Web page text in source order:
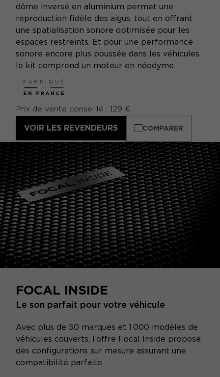
dôme inversé en aluminium permet une
reproduction fidèle des aigus, tout en offrant
une spatialisation sonore optimisée pour les
espaces restreints. Et pour une performance
sonore encore plus poussée dans les véhicules,
le kit comprend un moteur en néodyme.
Prix de vente conseillé : 129 €
VOIR LES REVENDEURS COMPARER
FOCAL INSIDE
Le son parfait pour votre véhicule
Avec plus de 50 marques et 1 000 modèles de
véhicules couverts, l’offre Focal Inside propose
des configurations sur mesure assurant une
compatibilité parfaite.